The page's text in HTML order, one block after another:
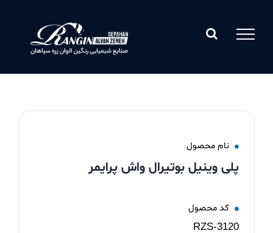
content
نام محصول
پلی وینیل بوتیرال واش پرایمر
کد محصول
RZS-3120